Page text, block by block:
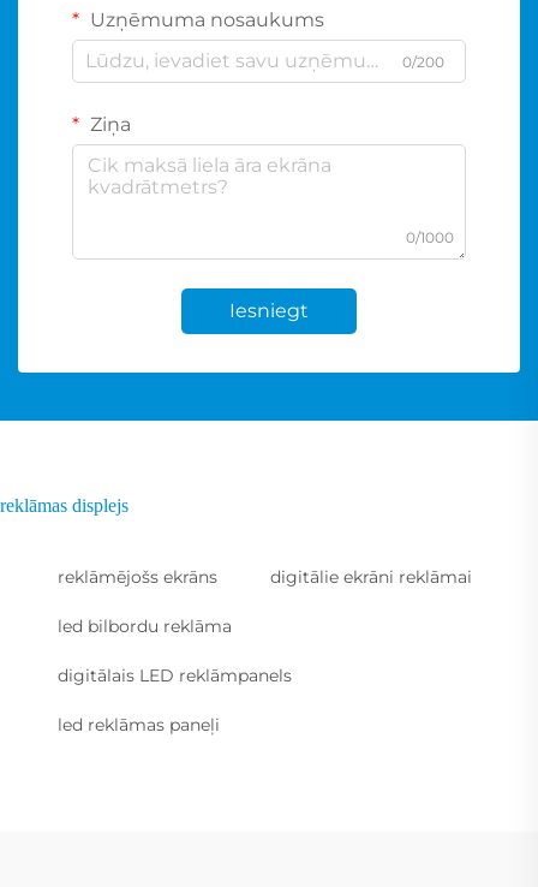
Uzņēmuma nosaukums
0/200
Ziņa
0/1000
Iesniegt
reklāmas displejs
reklāmējošs ekrāns digitālie ekrāni reklāmai
led bilbordu reklāma
digitālais LED reklāmpanels
led reklāmas paneļi